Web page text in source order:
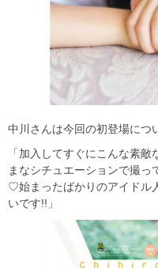
中川さんは今回の初登場につ
「加入してすぐにこんな素
まなシチュエーションで撮っ
♡始まったばかりのアイドル
いです!!」